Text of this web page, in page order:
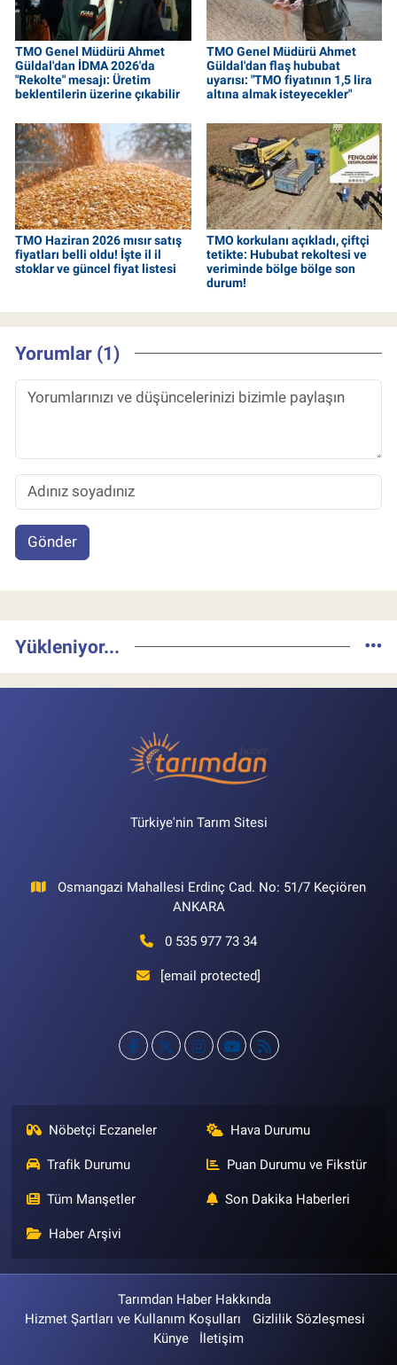
TMO Genel Müdürü Ahmet
Güldal'dan İDMA 2026'da
"Rekolte" mesajı: Üretim
beklentilerin üzerine çıkabilir
TMO Genel Müdürü Ahmet
Güldal'dan flaş hububat
uyarısı: "TMO fiyatının 1,5 lira
altına almak isteyecekler"
TMO Haziran 2026 mısır satış
fiyatları belli oldu! İşte il il
stoklar ve güncel fiyat listesi
TMO korkulanı açıkladı, çiftçi
tetikte: Hububat rekoltesi ve
veriminde bölge bölge son
durum!
Yorumlar (1)
Gönder
Yükleniyor...
Türkiye'nin Tarım Sitesi
Osmangazi Mahallesi Erdinç Cad. No: 51/7 Keçiören
ANKARA
0 535 977 73 34
[email protected]
Nöbetçi Eczaneler Hava Durumu
Trafik Durumu Puan Durumu ve Fikstür
Tüm Manşetler Son Dakika Haberleri
Haber Arşivi
Tarımdan Haber Hakkında
Hizmet Şartları ve Kullanım Koşulları
Gizlilik Sözleşmesi
Künye
İletişim